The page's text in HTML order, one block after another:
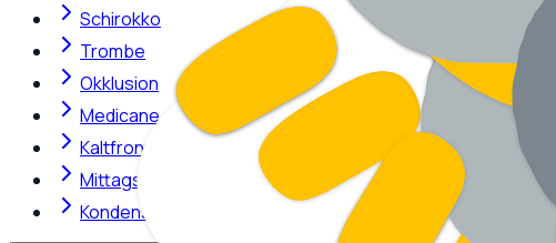
Schirokko
Trombe
Okklusion
Medicane
Kaltfront
Mittagshitze
Kondensstreifen